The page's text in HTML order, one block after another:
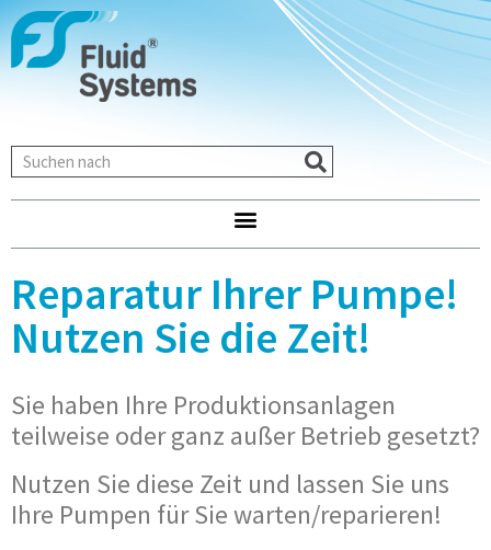
Reparatur Ihrer Pumpe!
Nutzen Sie die Zeit!
Sie haben Ihre Produktionsanlagen
teilweise oder ganz außer Betrieb gesetzt?
Nutzen Sie diese Zeit und lassen Sie uns
Ihre Pumpen für Sie warten/reparieren!